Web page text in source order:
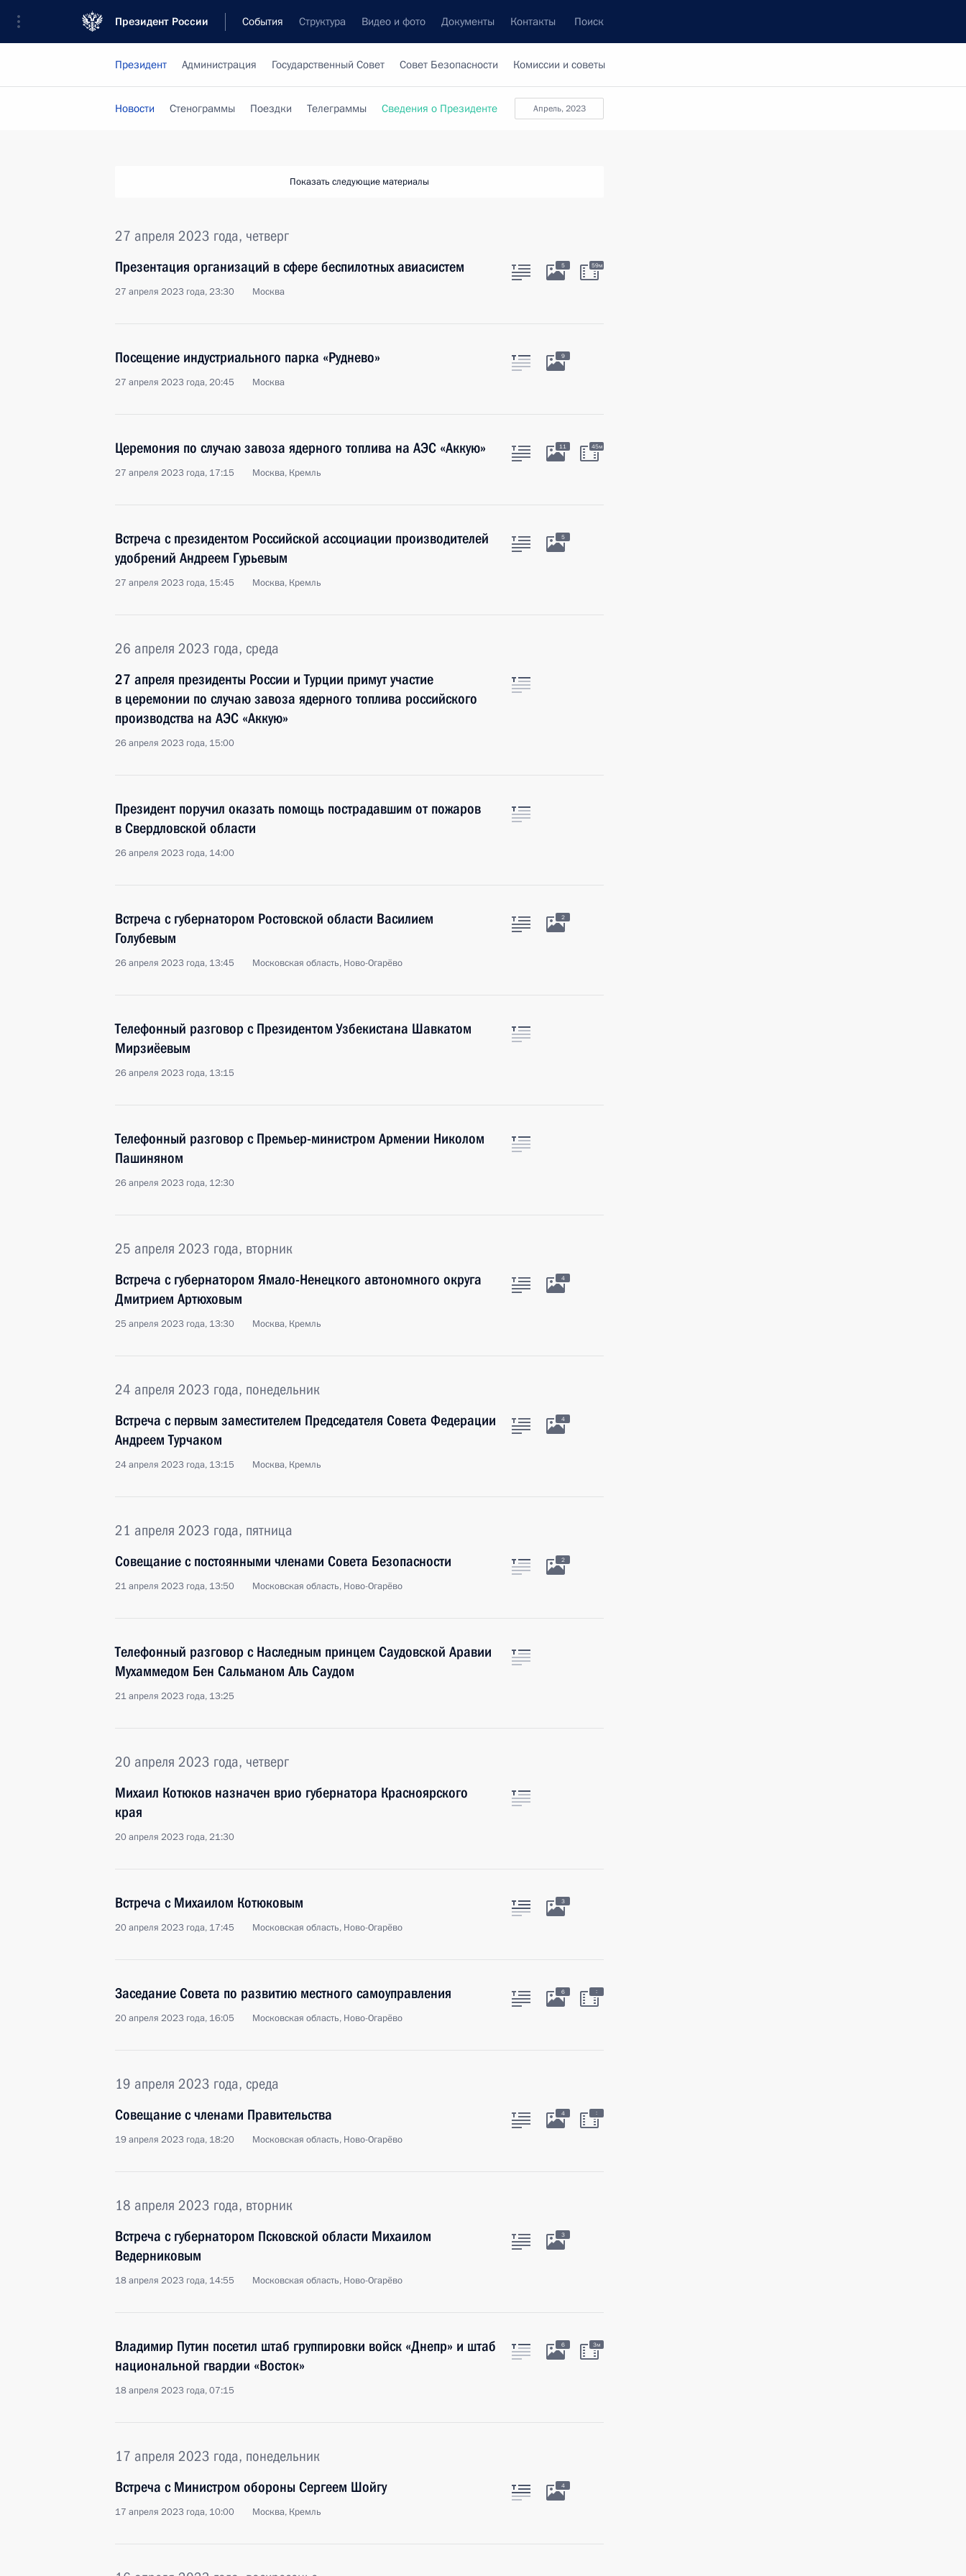
Президент России События Структура Видео и фото Документы Контакты Поиск
Президент Администрация Государственный Совет Совет Безопасности Комиссии и советы
апрель, 2023
Новости Стенограммы Поездки Телеграммы Сведения о Президенте
Показать следующие материалы
27 апреля 2023 года, четверг
Презентация организаций в сфере беспилотных авиасистем
27 апреля 2023 года, 23:30 Москва
5 59м
Посещение индустриального парка «Руднево»
27 апреля 2023 года, 20:45 Москва
9
Церемония по случаю завоза ядерного топлива на АЭС «Аккую»
27 апреля 2023 года, 17:15 Москва, Кремль
11 45м
Встреча с президентом Российской ассоциации производителей
удобрений Андреем Гурьевым
27 апреля 2023 года, 15:45 Москва, Кремль
5
26 апреля 2023 года, среда
27 апреля президенты России и Турции примут участие
в церемонии по случаю завоза ядерного топлива российского
производства на АЭС «Аккую»
26 апреля 2023 года, 15:00
Президент поручил оказать помощь пострадавшим от пожаров
в Свердловской области
26 апреля 2023 года, 14:00
Встреча с губернатором Ростовской области Василием
Голубевым
26 апреля 2023 года, 13:45 Московская область, Ново-Огарёво
2
Телефонный разговор с Президентом Узбекистана Шавкатом
Мирзиёевым
26 апреля 2023 года, 13:15
Телефонный разговор с Премьер-министром Армении Николом
Пашиняном
26 апреля 2023 года, 12:30
25 апреля 2023 года, вторник
Встреча с губернатором Ямало-Ненецкого автономного округа
Дмитрием Артюховым
25 апреля 2023 года, 13:30 Москва, Кремль
4
24 апреля 2023 года, понедельник
Встреча с первым заместителем Председателя Совета Федерации
Андреем Турчаком
24 апреля 2023 года, 13:15 Москва, Кремль
4
21 апреля 2023 года, пятница
Совещание с постоянными членами Совета Безопасности
21 апреля 2023 года, 13:50 Московская область, Ново-Огарёво
2
Телефонный разговор с Наследным принцем Саудовской Аравии
Мухаммедом Бен Сальманом Аль Саудом
21 апреля 2023 года, 13:25
20 апреля 2023 года, четверг
Михаил Котюков назначен врио губернатора Красноярского
края
20 апреля 2023 года, 21:30
Встреча с Михаилом Котюковым
20 апреля 2023 года, 17:45 Московская область, Ново-Огарёво
3
Заседание Совета по развитию местного самоуправления
20 апреля 2023 года, 16:05 Московская область, Ново-Огарёво
6 :
19 апреля 2023 года, среда
Совещание с членами Правительства
19 апреля 2023 года, 18:20 Московская область, Ново-Огарёво
4 :
18 апреля 2023 года, вторник
Встреча с губернатором Псковской области Михаилом
Ведерниковым
18 апреля 2023 года, 14:55 Московская область, Ново-Огарёво
3
Владимир Путин посетил штаб группировки войск «Днепр» и штаб
национальной гвардии «Восток»
18 апреля 2023 года, 07:15
6 3м
17 апреля 2023 года, понедельник
Встреча с Министром обороны Сергеем Шойгу
17 апреля 2023 года, 10:00 Москва, Кремль
4